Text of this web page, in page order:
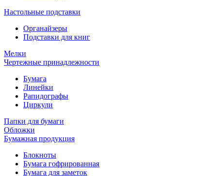
Настольные подставки
Органайзеры
Подставки для книг
Мелки
Чертежные принадлежности
Бумага
Линейки
Рапидографы
Циркули
Папки для бумаги
Обложки
Бумажная продукция
Блокноты
Бумага гофрированная
Бумага для заметок